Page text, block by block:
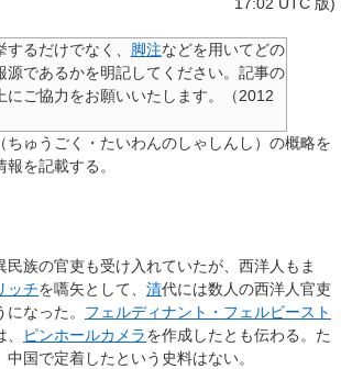
するだけでなく、 脚注などを用いてどの
源であるかを明記してください。 記事の
にご協力をお願いいたします。
（2012
（ちゅうごく・たいわんのしゃしんし）の概略を
を記載する。
民族の官吏も受け入れていたが、西洋人もま
ッチを嚆矢として、 清代には数人の西洋人官吏
なった。 フェルディナント・フェルビースト
ピンホールカメラを作成したとも伝わる。た
国で定着したという史料はない。